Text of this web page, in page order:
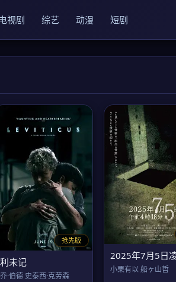
电视剧 综艺 动漫 短剧
抢先版
利未记
乔·伯德 史泰西·克劳森
小栗有以 船ヶ山哲